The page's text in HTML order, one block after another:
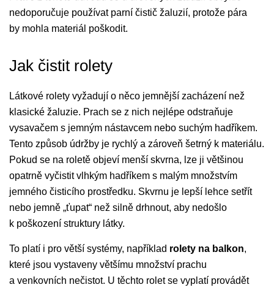
nedoporučuje používat parní čistič žaluzií, protože pára
by mohla materiál poškodit.
Jak čistit rolety
Látkové rolety vyžadují o něco jemnější zacházení než
klasické žaluzie. Prach se z nich nejlépe odstraňuje
vysavačem s jemným nástavcem nebo suchým hadříkem.
Tento způsob údržby je rychlý a zároveň šetrný k materiálu.
Pokud se na roletě objeví menší skvrna, lze ji většinou
opatrně vyčistit vlhkým hadříkem s malým množstvím
jemného čisticího prostředku. Skvrnu je lepší lehce setřít
nebo jemně „ťupat“ než silně drhnout, aby nedošlo
k poškození struktury látky.
To platí i pro větší systémy, například rolety na balkon,
které jsou vystaveny většímu množství prachu
a venkovních nečistot. U těchto rolet se vyplatí provádět